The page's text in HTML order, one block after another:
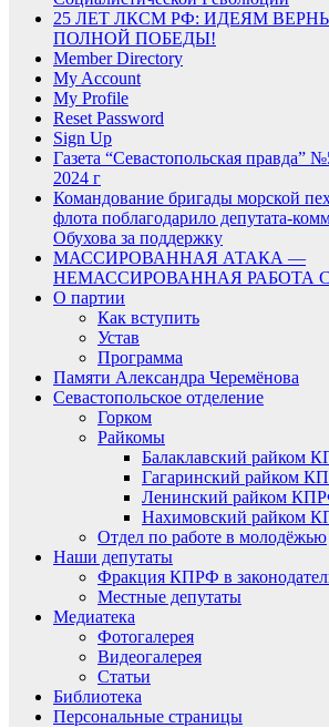
25 ЛЕТ ЛКСМ РФ: ИДЕЯМ
ПОЛНОЙ ПОБЕДЫ!
Member Directory
My Account
My Profile
Reset Password
Sign Up
Газета “Севастопольская правда”
2024 г
Командование бригады морской
флота поблагодарило депутата-
Обухова за поддержку
МАССИРОВАННАЯ АТАКА —
НЕМАССИРОВАННАЯ РАБОТА
О партии
Как вступить
Устав
Программа
Памяти Александра Черемёнова
Севастопольское отделение
Горком
Райкомы
Балаклавский райком
Гагаринский райком
Ленинский райком
Нахимовский райком
Отдел по работе в молодёжью
Наши депутаты
Фракция КПРФ в
Местные депутаты
Медиатека
Фотогалерея
Видеогалерея
Статьи
Библиотека
Персональные страницы